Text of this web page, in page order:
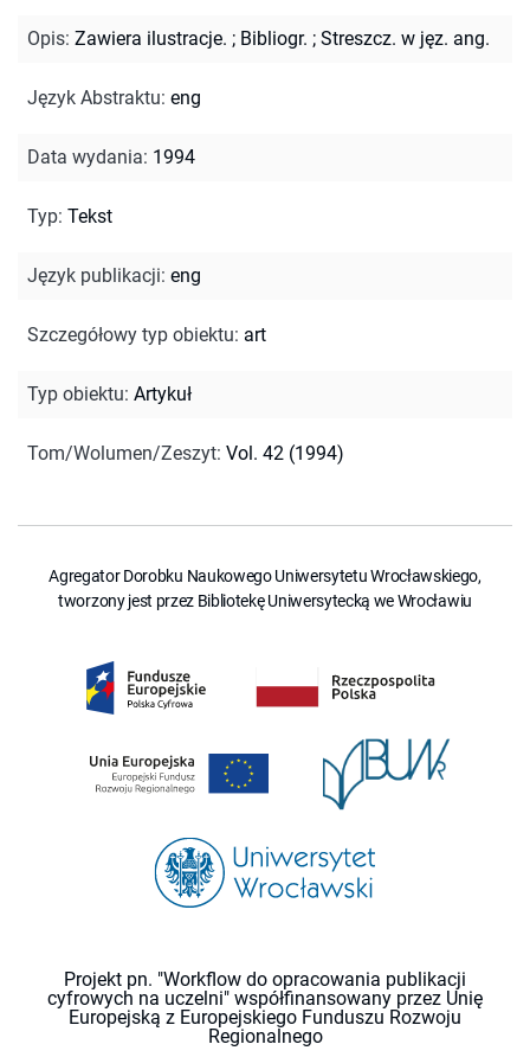
Opis: Zawiera ilustracje. ; Bibliogr. ; Streszcz. w jęz. ang.
Język Abstraktu: eng
Data wydania: 1994
Typ: Tekst
Język publikacji: eng
Szczegółowy typ obiektu: art
Typ obiektu: Artykuł
Tom/Wolumen/Zeszyt: Vol. 42 (1994)
Agregator Dorobku Naukowego Uniwersytetu Wrocławskiego,
tworzony jest przez Bibliotekę Uniwersytecką we Wrocławiu
Projekt pn. "Workflow do opracowania publikacji
cyfrowych na uczelni" współfinansowany przez Unię
Europejską z Europejskiego Funduszu Rozwoju
Regionalnego